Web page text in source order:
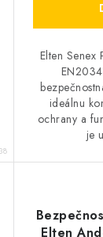
Elten
ideálnu
ochrany a
je
Elten